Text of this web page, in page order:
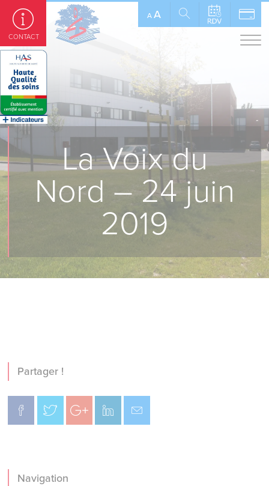
A A
La Voix du
Nord – 24 juin
2019
Partager !
Navigation
CONTACT
Panneau de gestion des cookies